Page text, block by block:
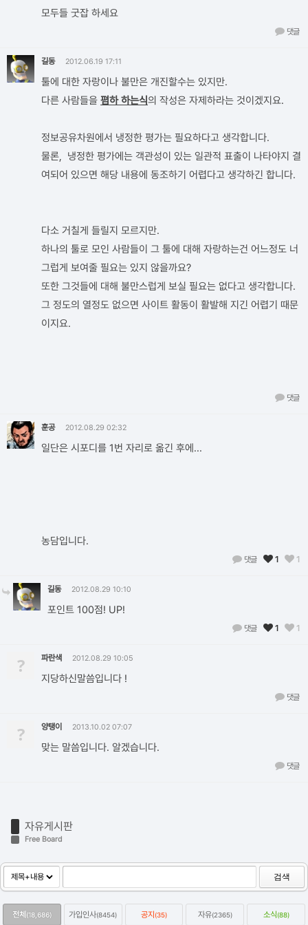
모두들 굿잡 하세요
댓글
길동 2012.06.19 17:11
툴에 대한 자랑이나 불만은 개진할수는 있지만.
다른 사람들을 폄하 하는식의 작성은 자제하라는 것이겠지요.
정보공유차원에서 냉정한 평가는 필요하다고 생각합니다.
물론, 냉정한 평가에는 객관성이 있는 일관적 표출이 나타야지 결
여되어 있으면 해당 내용에 동조하기 어렵다고 생각하긴 합니다.
다소 거칠게 들릴지 모르지만.
하나의 툴로 모인 사람들이 그 툴에 대해 자랑하는건 어느정도 너
그럽게 보여줄 필요는 있지 않을까요?
또한 그것들에 대해 불만스럽게 보실 필요는 없다고 생각합니다.
그 정도의 열정도 없으면 사이트 활동이 활발해 지긴 어렵기 때문
이지요.
댓글
훈공 2012.08.29 02:32
일단은 시포디를 1번 자리로 옮긴 후에...
농담입니다.
댓글 1 1
길동 2012.08.29 10:10
포인트 100점! UP!
댓글 1 1
? 파란색 2012.08.29 10:05
지당하신말씀입니다 !
댓글
? 양탱이 2013.10.02 07:07
맞는 말씀입니다. 알겠습니다.
댓글
자유게시판
Free Board
검색
전체 (18,686) 가입인사(8454) 공지(35) 자유(2365) 소식(88)